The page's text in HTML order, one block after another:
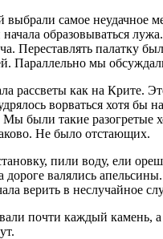
самое неудачное
образовываться
Переставлять палатку
Параллельно мы
рассветы как на
ворваться хотя
были такие разогретые
Не было отстающих.
пили воду, ели
валялись
верить в неслучайное
почти каждый камень,